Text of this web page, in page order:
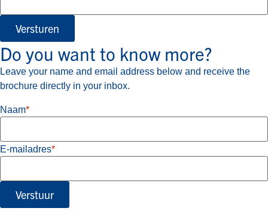
Versturen
Do you want to know more?
Leave your name and email address below and receive the
brochure directly in your inbox.
Naam*
E-mailadres*
Verstuur